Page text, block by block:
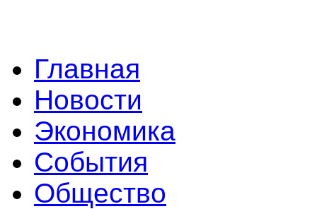
Главная
Новости
Экономика
События
Общество